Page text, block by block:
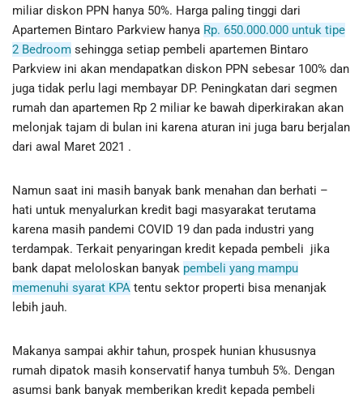
miliar diskon PPN hanya 50%. Harga paling tinggi dari
Apartemen Bintaro Parkview hanya Rp. 650.000.000 untuk tipe
2 Bedroom sehingga setiap pembeli apartemen Bintaro
Parkview ini akan mendapatkan diskon PPN sebesar 100% dan
juga tidak perlu lagi membayar DP. Peningkatan dari segmen
rumah dan apartemen Rp 2 miliar ke bawah diperkirakan akan
melonjak tajam di bulan ini karena aturan ini juga baru berjalan
dari awal Maret 2021 .
Namun saat ini masih banyak bank menahan dan berhati –
hati untuk menyalurkan kredit bagi masyarakat terutama
karena masih pandemi COVID 19 dan pada industri yang
terdampak. Terkait penyaringan kredit kepada pembeli jika
bank dapat meloloskan banyak pembeli yang mampu
memenuhi syarat KPA tentu sektor properti bisa menanjak
lebih jauh.
Makanya sampai akhir tahun, prospek hunian khususnya
rumah dipatok masih konservatif hanya tumbuh 5%. Dengan
asumsi bank banyak memberikan kredit kepada pembeli